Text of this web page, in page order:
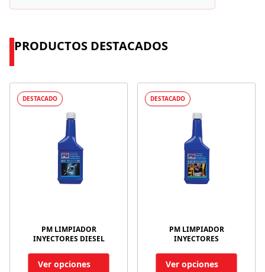
PRODUCTOS DESTACADOS
DESTACADO
PM LIMPIADOR
INYECTORES DIESEL
Ver opciones
DESTACADO
PM LIMPIADOR
INYECTORES
Ver opciones